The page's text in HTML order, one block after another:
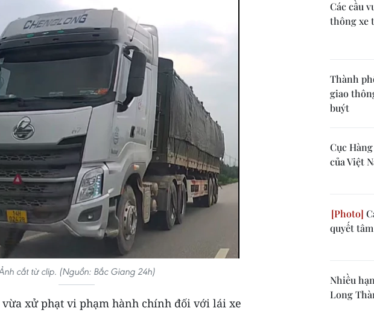
cắt từ clip. (Nguồn: Bắc Giang 24h)
vừa xử phạt vi phạm hành chính đối với lái xe
Các cầu
thông xe
Thành
giao
buýt
Cục Hàng
của Việt
quyết
Nhiều
Long